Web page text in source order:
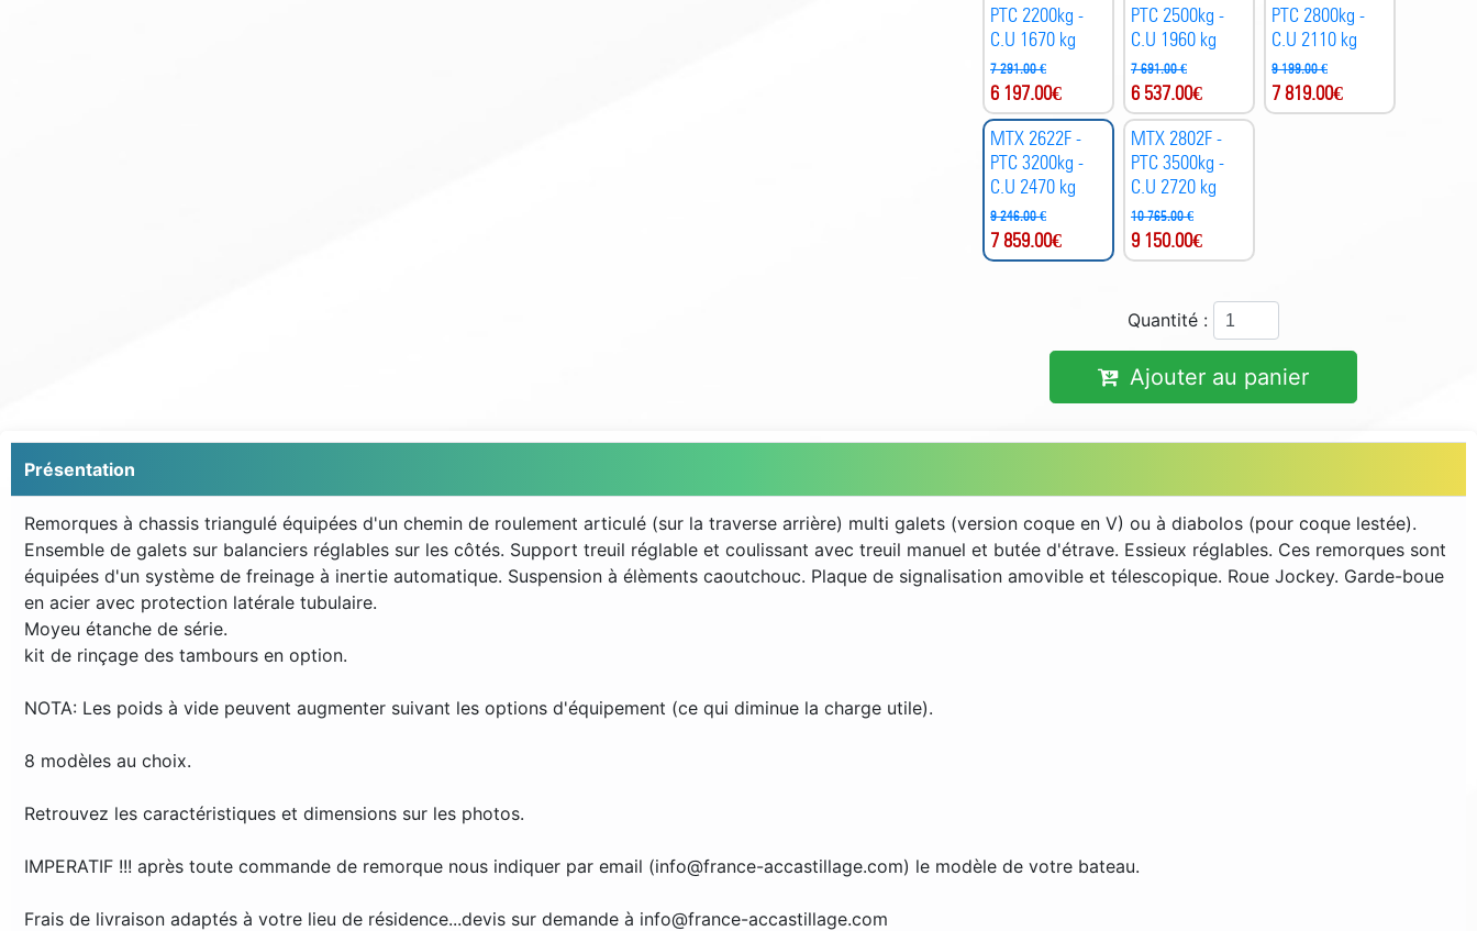
PTC 2200kg -
C.U 1670 kg
7 291.00 €
6 197.00€
PTC 2500kg -
C.U 1960 kg
7 691.00 €
6 537.00€
PTC 2800kg -
C.U 2110 kg
9 199.00 €
7 819.00€
MTX 2622F -
PTC 3200kg -
C.U 2470 kg
9 246.00 €
7 859.00€
MTX 2802F -
PTC 3500kg -
C.U 2720 kg
10 765.00 €
9 150.00€
Quantité :
Ajouter au panier
Présentation
Remorques à chassis triangulé équipées d'un chemin de roulement articulé (sur la traverse arrière) multi galets (version coque en V) ou à diabolos (pour coque lestée).
Ensemble de galets sur balanciers réglables sur les côtés. Support treuil réglable et coulissant avec treuil manuel et butée d'étrave. Essieux réglables. Ces remorques sont
équipées d'un système de freinage à inertie automatique. Suspension à élèments caoutchouc. Plaque de signalisation amovible et télescopique. Roue Jockey. Garde-boue
en acier avec protection latérale tubulaire.
Moyeu étanche de série.
kit de rinçage des tambours en option.
NOTA: Les poids à vide peuvent augmenter suivant les options d'équipement (ce qui diminue la charge utile).
8 modèles au choix.
Retrouvez les caractéristiques et dimensions sur les photos.
IMPERATIF !!! après toute commande de remorque nous indiquer par email (info@france-accastillage.com) le modèle de votre bateau.
Frais de livraison adaptés à votre lieu de résidence...devis sur demande à info@france-accastillage.com